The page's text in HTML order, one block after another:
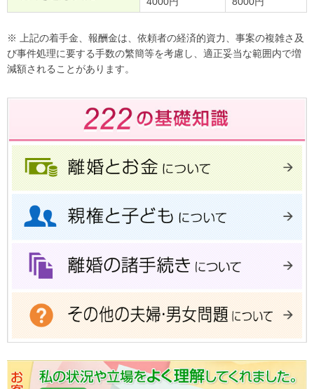
※ 上記の着手金、報酬金は、依頼者の経済的資力、事案の複雑さ及
び事件処理に要する手数の繁簡等を考慮し、適正妥当な範囲内で増
減額されることがあります。